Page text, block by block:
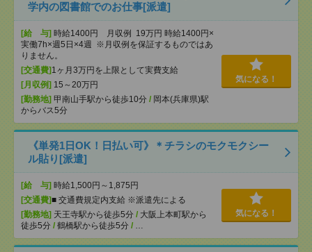
学内の図書館でのお仕事[派遣]
[給 与] 時給1400円 月収例 19万円 時給1400円×
実働7h×週5日×4週 ※月収例を保証するものではあ
りません。
[交通費] 1ヶ月3万円を上限として実費支給
[月収例] 15～20万円
[勤務地] 甲南山手駅から徒歩10分 / 岡本(兵庫県)駅
からバス5分
気になる！
《単発1日OK！日払い可》＊チラシのモクモクシー
ル貼り[派遣]
[給 与] 時給1,500円～1,875円
[交通費]■ 交通費規定内支給 ※派遣先による
[勤務地] 天王寺駅から徒歩5分 / 大阪上本町駅から
徒歩5分 / 鶴橋駅から徒歩5分 / …
気になる！